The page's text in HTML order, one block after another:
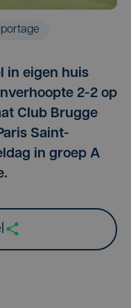
in eigen huis
2-2 op
Club Brugge
Saint-
in groep A